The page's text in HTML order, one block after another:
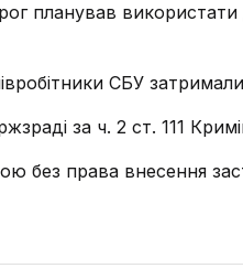
планував
СБУ
за ч. 2 ст. 111
без права внесення